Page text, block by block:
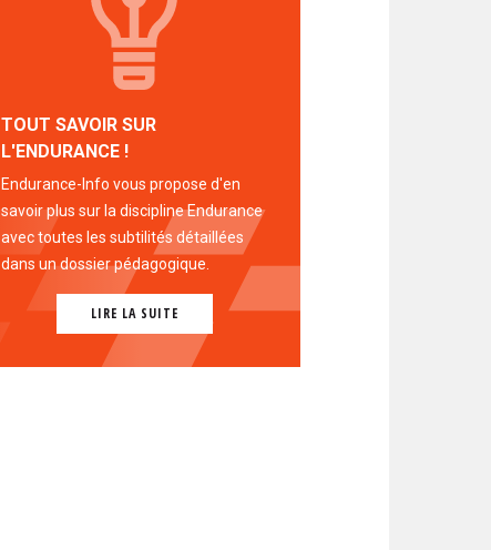
TOUT SAVOIR SUR
L'ENDURANCE !
Endurance-Info vous propose d'en
savoir plus sur la discipline Endurance
avec toutes les subtilités détaillées
dans un dossier pédagogique.
LIRE LA SUITE